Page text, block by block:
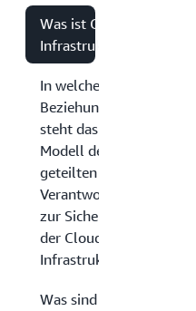
Was ist Cloud-
Infrastruktursicherheit?
In welcher
Beziehung
steht das
Modell der
geteilten
Verantwortung
zur Sicherheit
der Cloud-
Infrastruktur?
Was sind die Vorteile